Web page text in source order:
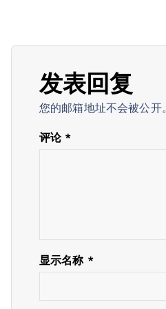
航
发表回复
您的邮箱地址不会被公开。
评论 *
显示名称 *